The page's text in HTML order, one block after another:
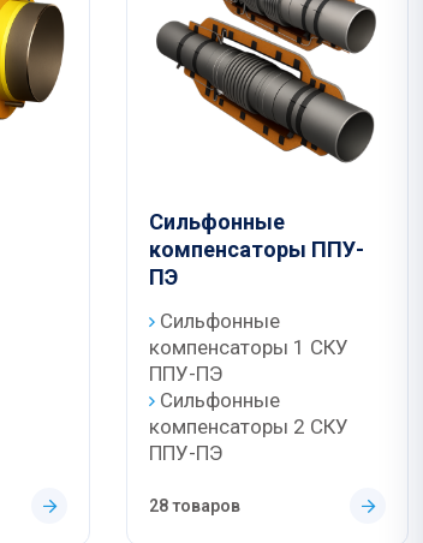
Сильфонные
компенсаторы ППУ-
ПЭ
Сильфонные
компенсаторы 1 СКУ
ППУ-ПЭ
Сильфонные
компенсаторы 2 СКУ
ППУ-ПЭ
28 товаров